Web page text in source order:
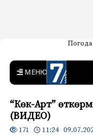
7-канал.
Жаңылыктар —
MENU
“Көк-Арт”
(ВИДЕО)
171 11:24